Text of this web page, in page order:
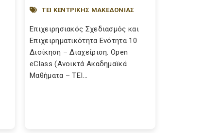
ΤΕΙ ΚΕΝΤΡΙΚΗΣ ΜΑΚΕΔΟΝΙΑΣ
Επιχειρησιακός Σχεδιασμός και
Επιχειρηματικότητα Ενότητα 10
Διοίκηση – Διαχείριση. Open
eClass (Ανοικτά Ακαδημαϊκά
Μαθήματα – ΤΕΙ...